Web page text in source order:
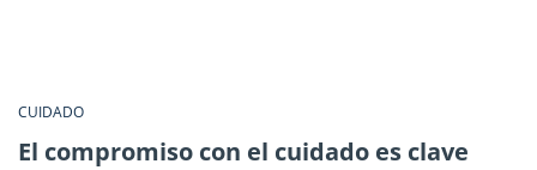
CUIDADO
El compromiso con el cuidado es clave